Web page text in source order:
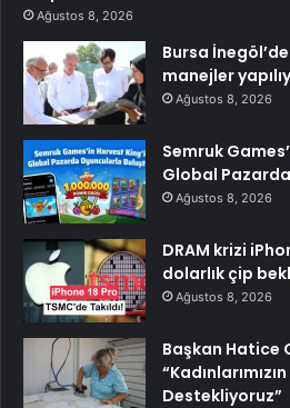
Ağustos 8, 2026
Bursa
manejler
Ağustos 8, 2026
Semruk
Global
Ağustos 8, 2026
DRAM krizi
dolarlık çip
Ağustos 8, 2026
Başkan Hatice
Destekliyoruz”